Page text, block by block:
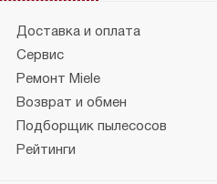
Доставка и оплата
Сервис
Ремонт Miele
Возврат и обмен
Подборщик пылесосов
Рейтинги